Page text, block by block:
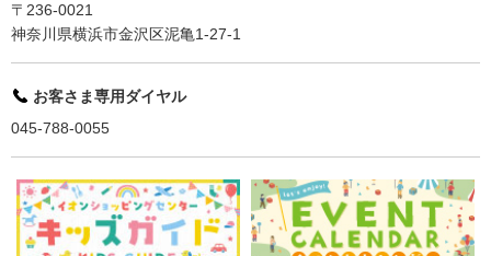
〒236-0021
神奈川県横浜市金沢区泥亀1-27-1
お客さま専用ダイヤル
045-788-0055